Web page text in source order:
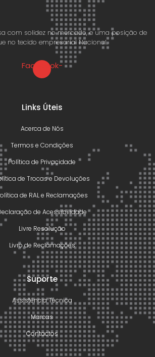
com solidez no mercado, e uma posição de
no tecido empresarial Nacional.
Facebook-
Links Úteis
Acerca de Nós
Termos e Condições
Política de Privacidade
de Trocas e Devoluções
de RAL e Reclamações
de Acessibilidade
Livre Resolução
Livro de Reclamações
Suporte
Assistência Técnica
Marcas
Contactos